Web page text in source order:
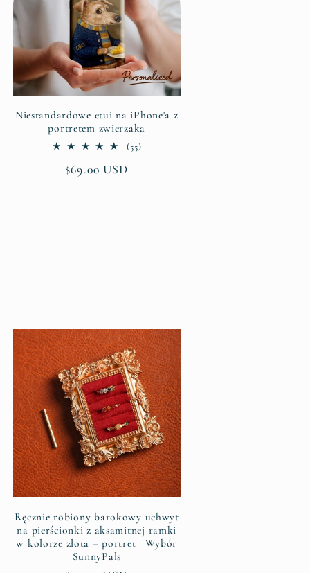
Niestandardowe etui na iPhone'a z
portretem zwierzaka
(55)55
Cena
$69.00 USD
Ręcznie robiony barokowy uchwyt
na pierścionki z aksamitnej ramki
w kolorze złota – portret | Wybór
SunnyPals